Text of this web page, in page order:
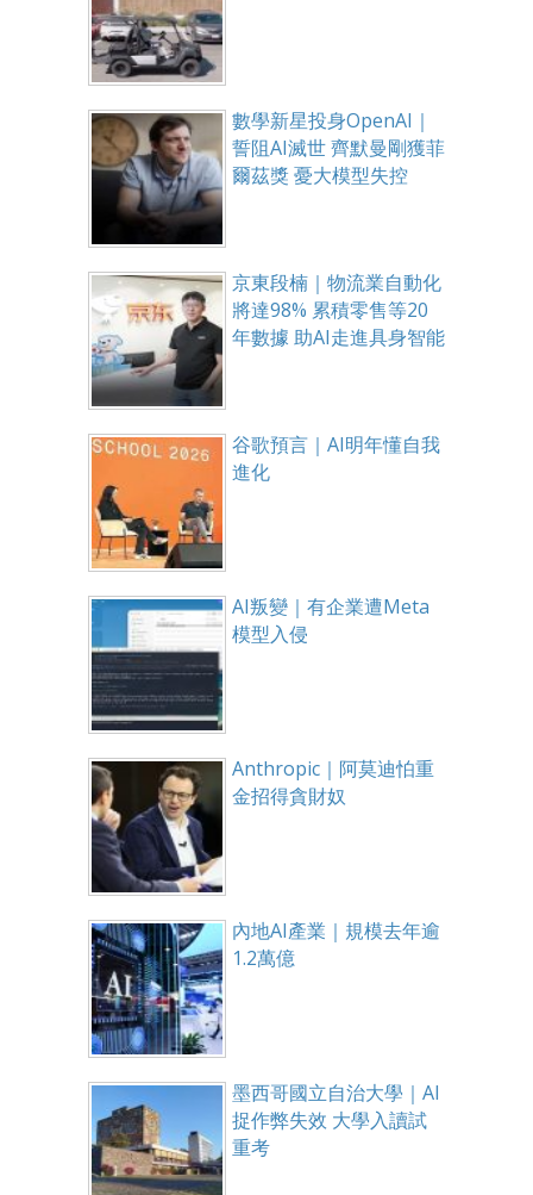
數學新星投身OpenAI｜
誓阻AI滅世 齊默曼剛獲菲
爾茲獎 憂大模型失控
京東段楠｜物流業自動化
將達98% 累積零售等20
年數據 助AI走進具身智能
谷歌預言｜AI明年懂自我
進化
AI叛變｜有企業遭Meta
模型入侵
Anthropic｜阿莫迪怕重
金招得貪財奴
內地AI產業｜規模去年逾
1.2萬億
墨西哥國立自治大學｜AI
捉作弊失效 大學入讀試
重考